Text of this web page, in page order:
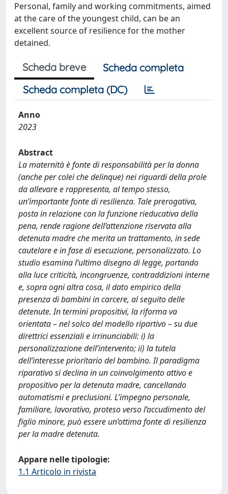
Personal, family and working commitments, aimed
at the care of the youngest child, can be an
excellent source of resilience for the mother
detained.
Scheda breve
Scheda completa
Scheda completa (DC)
Anno
2023
Abstract
La maternità è fonte di responsabilità per la donna
(anche per colei che delinque) nei riguardi della prole
da allevare e rappresenta, al tempo stesso,
un’importante fonte di resilienza. Tale prerogativa,
posta in relazione con la funzione rieducativa della
pena, rende ragione dell’attenzione riservata alla
detenuta madre che merita un trattamento, in sede
cautelare e in fase di esecuzione, personalizzato. Lo
studio esamina l’ultimo disegno di legge, portando
alla luce criticità, incongruenze, contraddizioni interne
e, sopra ogni altra cosa, il dato empirico della
presenza di bambini in carcere, al seguito delle
detenute. In termini propositivi, la riforma va
orientata – nel solco del modello ripartivo – su due
direttrici essenziali e irrinunciabili: i) la
personalizzazione dell’intervento; ii) la tutela
dell’interesse prioritario del bambino. Il paradigma
riparativo si declina in un coinvolgimento attivo e
propositivo per la detenuta madre, cancellando
automatismi e preclusioni. L’impegno personale,
familiare, lavorativo, proteso verso l’accudimento del
figlio minore, può essere un’ottima fonte di resilienza
per la madre detenuta.
Appare nelle tipologie:
1.1 Articolo in rivista